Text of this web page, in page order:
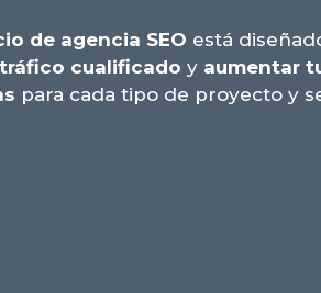
de agencia SEO está
cualificado y aumentar
para cada tipo de proyecto y